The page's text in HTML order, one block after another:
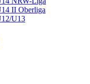
II Oberliga
U13